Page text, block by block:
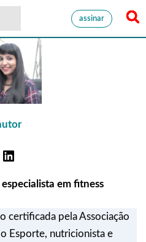
assinar
especialista em fitness
certificada pela Associação
Esporte, nutricionista e